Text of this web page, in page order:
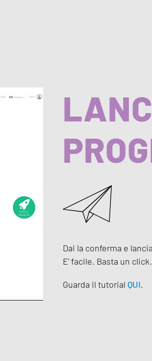
Dai la conferma e
E’ facile. Basta un click.
Guarda il tutorial QUI.